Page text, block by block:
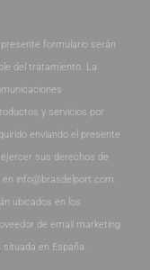
formulario serán
del tratamiento. La
y servicios por
enviando el presente
sus derechos de
info@brasdelport.com.
ubicados en los
de email marketing
situada en España.